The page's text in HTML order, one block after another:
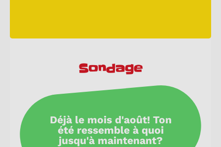
Sondage
Déjà le mois d'août! Ton
été ressemble à quoi
jusqu'à maintenant?